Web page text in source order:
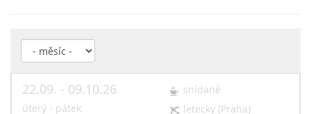
22.09. - 09.10.26
úterý - pátek
snídaně
letecky (Praha)